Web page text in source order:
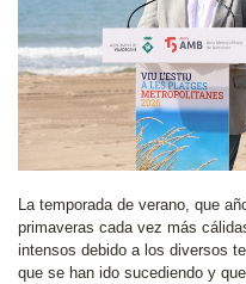
La temporada de verano, que
primaveras cada vez más
intensos debido a los diversos
que se han ido sucediendo y